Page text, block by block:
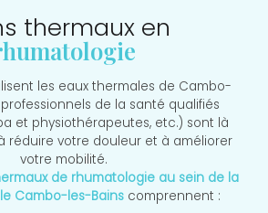
thermaux en
les eaux thermales de Cambo-
professionnels de la santé qualifiés
et physiothérapeutes, etc.) sont là
réduire votre douleur et à améliorer
votre mobilité.
de rhumatologie au sein de la
Cambo-les-Bainscomprennent :